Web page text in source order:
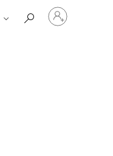
Logige
sisse
oma